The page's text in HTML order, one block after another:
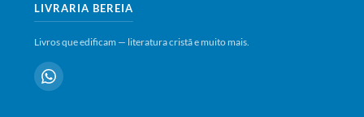
LIVRARIA BEREIA
Livros que edificam — literatura cristã e muito mais.